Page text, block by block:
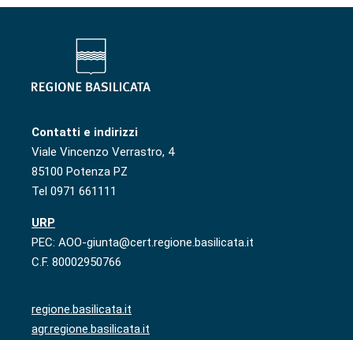
Contatti e indirizzi
Viale Vincenzo Verrastro, 4
85100 Potenza PZ
Tel 0971 661111
URP
PEC: AOO-giunta@cert.regione.basilicata.it
C.F. 80002950766
regione.basilicata.it
agr.regione.basilicata.it